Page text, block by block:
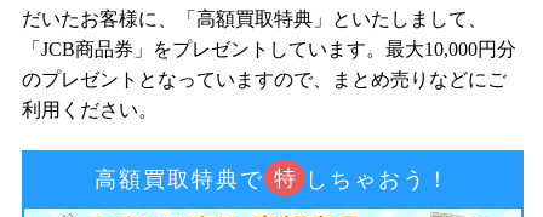
だいたお客様に、「高額買取特典」といたしまして、
「JCB商品券」をプレゼントしています。最大10,000円分
のプレゼントとなっていますので、まとめ売りなどにご
利用ください。
高額買取特典で 特 しちゃおう！